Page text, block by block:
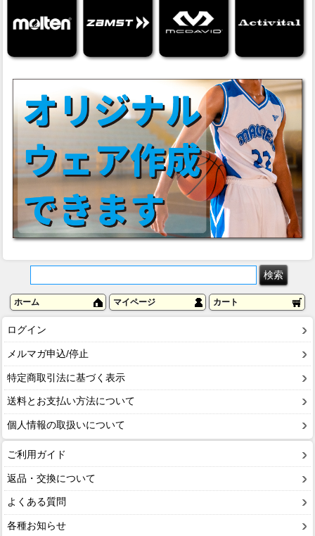
ホーム マイページ カート
ログイン
メルマガ申込/停止
特定商取引法に基づく表示
送料とお支払い方法について
個人情報の取扱いについて
ご利用ガイド
返品・交換について
よくある質問
各種お知らせ